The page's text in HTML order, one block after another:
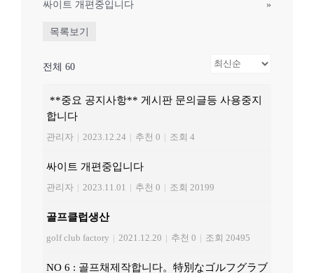
싸이트 개편중입니다 »
목록보기
전체 60
**중요 공지사항** 게시판 문의글등 사용중지
합니다
관리자 | 2023.12.24 | 추천 0 | 조회 4
싸이트 개편중입니다
관리자 | 2023.11.01 | 추천 0 | 조회 20199
골프클럽생산
golf club factory | 2021.12.20 | 추천 0 | 조회 20495
NO 6 : 골프채제작합니다。特別なゴルフグラブ